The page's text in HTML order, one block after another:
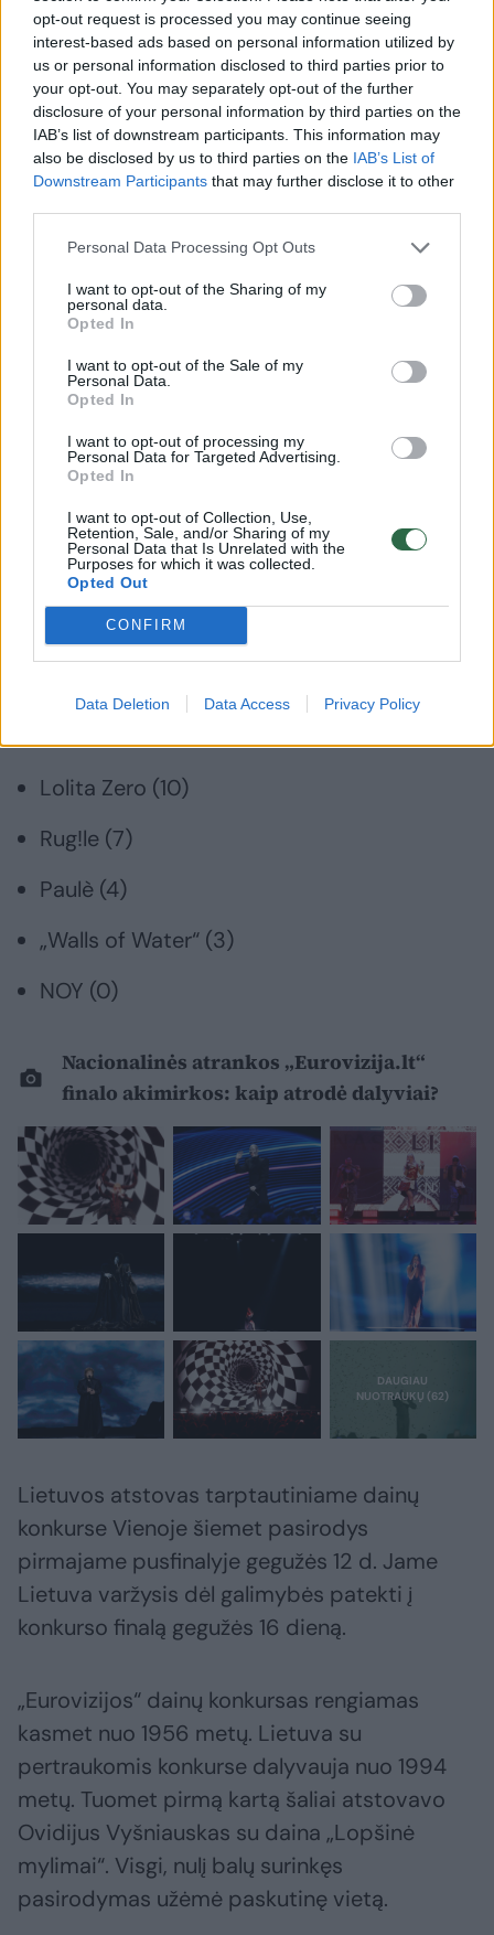
opt-out request is processed you may continue seeing
interest-based ads based on personal information utilized by
us or personal information disclosed to third parties prior to
your opt-out. You may separately opt-out of the further
disclosure of your personal information by third parties on the
IAB’s list of downstream participants. This information may
also be disclosed by us to third parties on the IAB’s List of
Downstream Participants that may further disclose it to other
Personal Data Processing Opt Outs
I want to opt-out of the Sharing of my
personal data.
Opted In
I want to opt-out of the Sale of my
Personal Data.
Opted In
I want to opt-out of processing my
Personal Data for Targeted Advertising.
Opted In
I want to opt-out of Collection, Use,
Retention, Sale, and/or Sharing of my
Personal Data that Is Unrelated with the
Purposes for which it was collected.
Opted Out
CONFIRM
Data Deletion Data Access Privacy Policy
Nacionalinėje „Eurovizijoje“
triumfavęs Lion Ceccah –
apie laukiantį vakarėlį ir
išsvajotą pergalę: „Lietuva
išdrįso“ (8)
Lion
dainą:
dainos
Bendroje rezultatų lentelėje vakaro
dalyviai
išsidėstė taip:
Lion Ceccah (22)
SHWR (22)
Nøra Blu (14)
„Black Biceps“ (12)
Lolita Zero (10)
Rug!le (7)
Paulè (4)
„Walls of Water“ (3)
NOY (0)
Nacionalinės atrankos „Eurovizija.lt“
finalo akimirkos: kaip atrodė dalyviai?
Lietuvos atstovas tarptautiniame dainų
konkurse Vienoje šiemet pasirodys
pirmajame pusfinalyje gegužės 12 d. Jame
Lietuva varžysis dėl galimybės patekti į
konkurso finalą gegužės 16 dieną.
„Eurovizijos“ dainų konkursas rengiamas
kasmet nuo 1956 metų. Lietuva su
pertraukomis konkurse dalyvauja nuo 1994
metų. Tuomet pirmą kartą šaliai atstovavo
Ovidijus Vyšniauskas su daina „Lopšinė
mylimai“. Visgi, nulį balų surinkęs
pasirodymas užėmė paskutinę vietą.